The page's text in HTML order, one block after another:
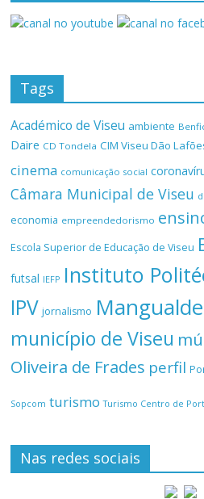
Tags
Académico de Viseu ambiente
Daire CD Tondela CIM Viseu Dão
cinema comunicação social
Câmara Municipal de Viseu
economia empreendedorismo
Escola Superior de Educação de Viseu
futsal IEFP Instituto
IPV jornalismo Mangualde
município de Viseu
Oliveira de Frades perfil
Sopcom turismo Turismo Centro de
Nas redes sociais